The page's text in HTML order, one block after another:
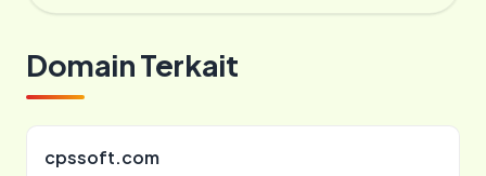
Domain Terkait
cpssoft.com